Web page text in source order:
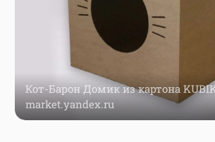
Кот-Барон Домик из картона
market.yandex.ru